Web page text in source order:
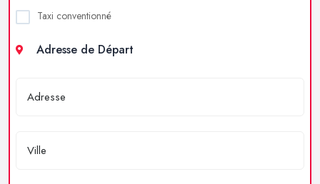
Taxi conventionné
Adresse de Départ